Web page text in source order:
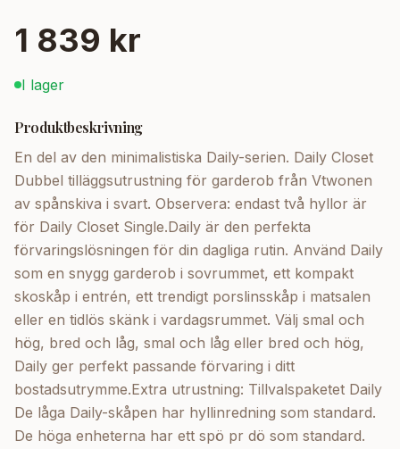
1 839 kr
I lager
Produktbeskrivning
En del av den minimalistiska Daily-serien. Daily Closet
Dubbel tilläggsutrustning för garderob från Vtwonen
av spånskiva i svart. Observera: endast två hyllor är
för Daily Closet Single.Daily är den perfekta
förvaringslösningen för din dagliga rutin. Använd Daily
som en snygg garderob i sovrummet, ett kompakt
skoskåp i entrén, ett trendigt porslinsskåp i matsalen
eller en tidlös skänk i vardagsrummet. Välj smal och
hög, bred och låg, smal och låg eller bred och hög,
Daily ger perfekt passande förvaring i ditt
bostadsutrymme.Extra utrustning: Tillvalspaketet Daily
De låga Daily-skåpen har hyllinredning som standard.
De höga enheterna har ett spö pr dö som standard.